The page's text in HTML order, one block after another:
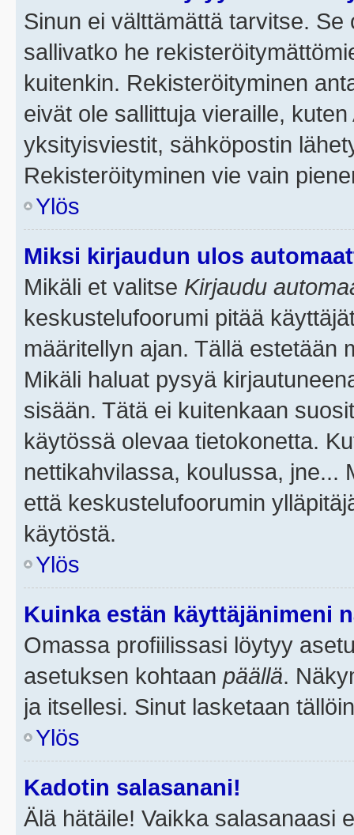
Sinun ei välttämättä tarvitse.
sallivatko he
kuitenkin. Rekisteröityminen
eivät ole sallittuja vieraille,
yksityisviestit, sähköpostin
Rekisteröityminen vie vain
Ylös
Miksi kirjaudun ulos
Mikäli et valitse Kirjaudu
keskustelufoorumi pitää
määritellyn ajan. Tällä estetään
Mikäli haluat pysyä
sisään. Tätä ei kuitenkaan
käytössä olevaa tietokonetta.
nettikahvilassa, koulussa, jne...
että keskustelufoorumin
käytöstä.
Ylös
Kuinka estän käyttäjänimeni
Omassa profiilissasi löytyy
asetuksen kohtaan päällä.
ja itsellesi. Sinut lasketaan
Ylös
Kadotin salasanani!
Älä hätäile! Vaikka salasanaasi